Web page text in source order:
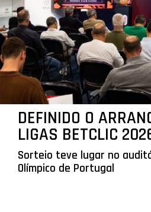
DEFINIDO O
LIGAS BETCLIC
Sorteio teve lugar no
Olímpico de Portugal